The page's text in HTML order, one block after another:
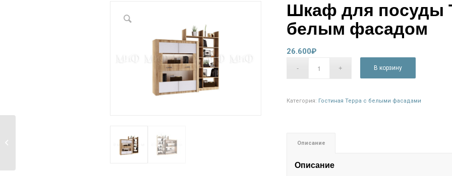
Шкаф для посуды
белым фасадом
26.600₽
В корзину
Категория: Гостиная Терра с белыми фасадами
Описание
Описание